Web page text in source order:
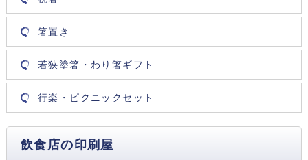
箸置き
若狭塗箸・わり箸ギフト
行楽・ピクニックセット
飲食店の印刷屋